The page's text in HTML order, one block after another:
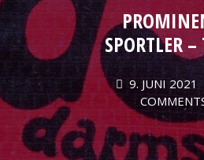
SPORTLER
9. JUNI 2021